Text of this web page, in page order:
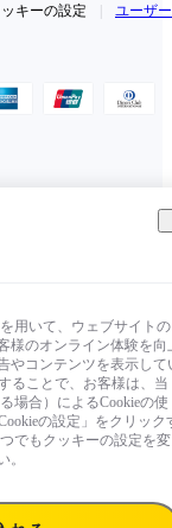
キーの設定
ユーザ
用いて、ウェブサイトの
様のオンライン体験を向
やコンテンツを表示して
ることで、お客様は、当
場合）によるCookieの使
の設定」をクリック
でもクッキーの設定を変
。